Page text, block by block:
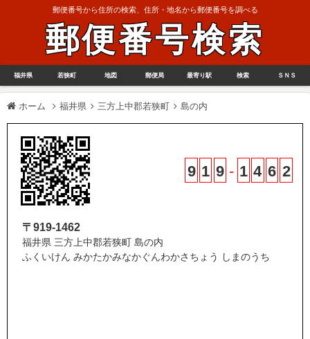
郵便番号から住所の検索、住所・地名から郵便番号を調べる
郵便番号検索
福井県 若狭町 地図 郵便局 最寄り駅 検索 ＳＮＳ
ホーム 福井県 三方上中郡若狭町 島の内
9 1 9 - 1 4 6 2
〒919-1462
福井県 三方上中郡若狭町 島の内
ふくいけん みかたかみなかぐんわかさちょう しまのうち